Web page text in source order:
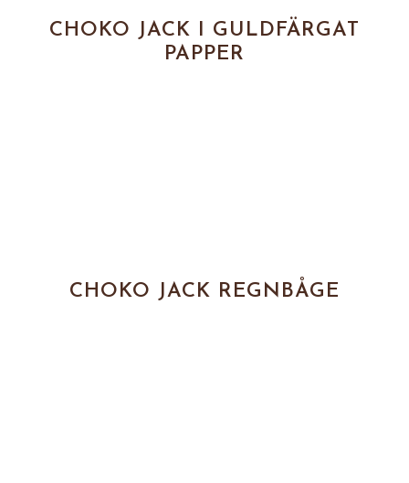
CHOKO JACK I GULDFÄRGAT
PAPPER
CHOKO JACK REGNBÅGE